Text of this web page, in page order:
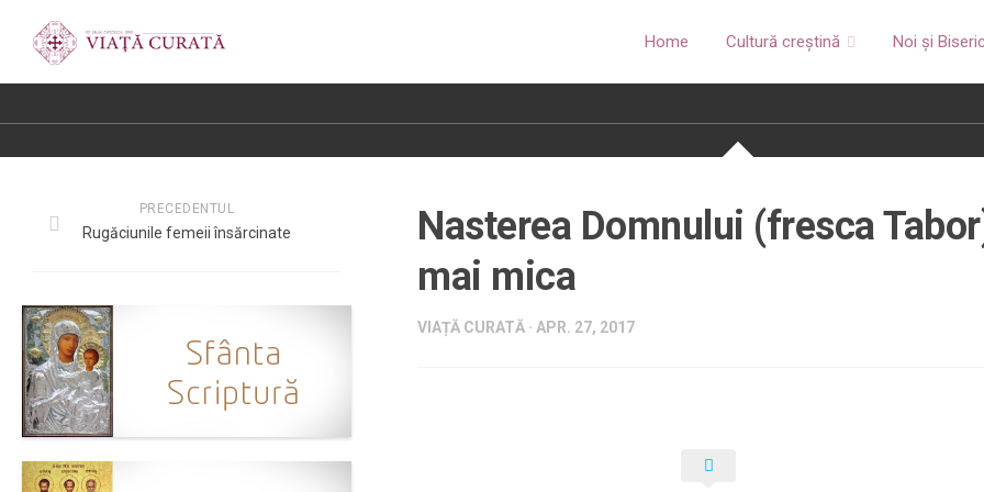
Home Cultură creștină Noi și
Nasterea Domnului (fresca
mai mica
VIAȚĂ CURATĂ · APR. 27, 2017
PRECEDENTUL
Rugăciunile femeii însărcinate